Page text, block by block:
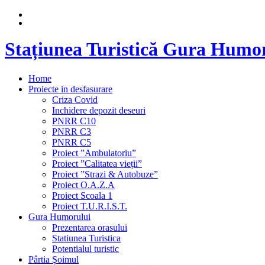
Stațiunea Turistică Gura
Home
Proiecte in desfasurare
Criza Covid
Inchidere depozit deseuri
PNRR C10
PNRR C3
PNRR C5
Proiect ”Ambulatoriu”
Proiect ”Calitatea vieții”
Proiect ”Strazi & Autobuze”
Proiect O.A.Z.A
Proiect Scoala 1
Proiect T.U.R.I.S.T.
Gura Humorului
Prezentarea orasului
Statiunea Turistica
Potentialul turistic
Pârtia Şoimul